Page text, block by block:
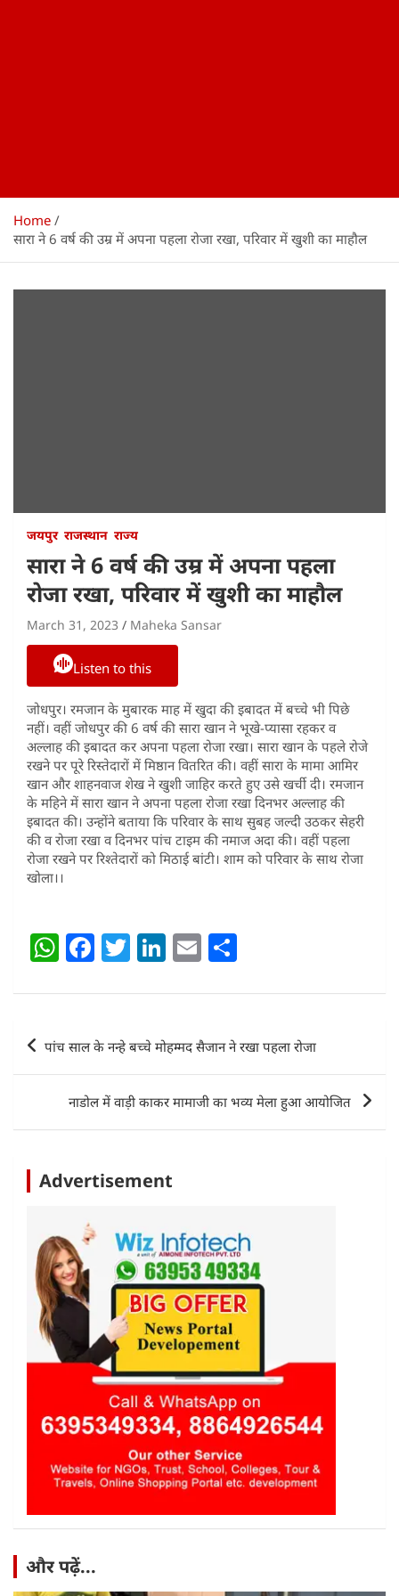
Home
सारा ने 6 वर्ष की उम्र में अपना पहला रोजा रखा, परिवार में खुशी का माहौल
जयपुर राजस्थान राज्य
सारा ने 6 वर्ष की उम्र में अपना पहला
रोजा रखा, परिवार में खुशी का माहौल
March 31, 2023 Maheka Sansar
Listen to this
जोधपुर। रमजान के मुबारक माह में खुदा की इबादत में बच्चे भी पिछे
नहीं। वहीं जोधपुर की 6 वर्ष की सारा खान ने भूखे-प्यासा रहकर व
अल्लाह की इबादत कर अपना पहला रोजा रखा। सारा खान के पहले रोजे
रखने पर पूरे रिस्तेदारों में मिष्ठान वितरित की। वहीं सारा के मामा आमिर
खान और शाहनवाज शेख ने खुशी जाहिर करते हुए उसे खर्ची दी। रमजान
के महिने में सारा खान ने अपना पहला रोजा रखा दिनभर अल्लाह की
इबादत की। उन्होंने बताया कि परिवार के साथ सुबह जल्दी उठकर सेहरी
की व रोजा रखा व दिनभर पांच टाइम की नमाज अदा की। वहीं पहला
रोजा रखने पर रिश्तेदारों को मिठाई बांटी। शाम को परिवार के साथ रोजा
खोला।।
W
at
s
A
p
p
F
c
e
b
o
o
T
itt
er
Li
k
e
dI
n
E
ai
l
ar
e
Post
navigation
पांच साल के नन्हे बच्चे मोहम्मद सैजान ने रखा पहला रोजा
नाडोल में वाड़ी काकर मामाजी का भव्य मेला हुआ आयोजित
Advertisement
और पढ़ें...